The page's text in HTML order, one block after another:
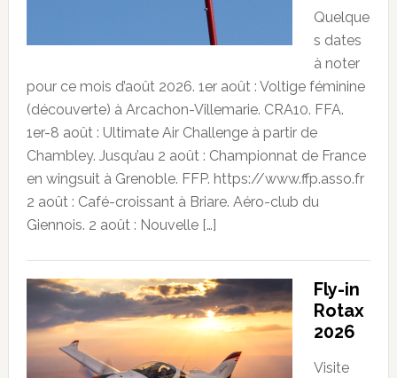
Quelque
s dates
à noter
pour ce mois d’août 2026. 1er août : Voltige féminine
(découverte) à Arcachon-Villemarie. CRA10. FFA.
1er-8 août : Ultimate Air Challenge à partir de
Chambley. Jusqu’au 2 août : Championnat de France
en wingsuit à Grenoble. FFP. https://www.ffp.asso.fr
2 août : Café-croissant à Briare. Aéro-club du
Giennois. 2 août : Nouvelle […]
Fly-in
Rotax
2026
Visite